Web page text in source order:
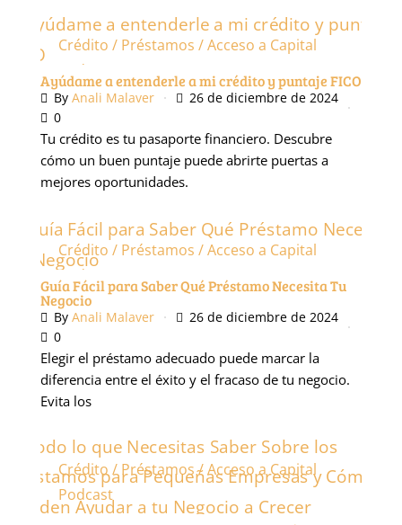
Crédito / Préstamos / Acceso a Capital
Podcast
Ayúdame a entenderle a mi crédito y puntaje FICO
By Anali Malaver
26 de diciembre de 2024
0
Tu crédito es tu pasaporte financiero. Descubre
cómo un buen puntaje puede abrirte puertas a
mejores oportunidades.
Crédito / Préstamos / Acceso a Capital
Podcast
Guía Fácil para Saber Qué Préstamo Necesita Tu
Negocio
By Anali Malaver
26 de diciembre de 2024
0
Elegir el préstamo adecuado puede marcar la
diferencia entre el éxito y el fracaso de tu negocio.
Evita los
Crédito / Préstamos / Acceso a Capital
Podcast